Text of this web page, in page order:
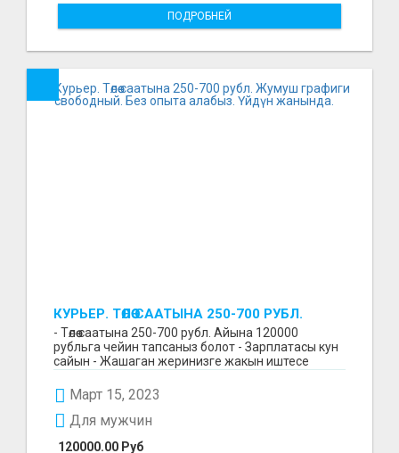
ПОДРОБНЕЙ
КУРЬЕР. ТӨЛӨӨ СААТЫНА 250-700 РУБЛ.
ЖУМУШ ГРАФИГИ СВОБОДНЫЙ. БЕЗ
ОПЫТА АЛАБЫЗ. ҮЙДҮН ЖАНЫНДА.
- Төлөө саатына 250-700 рубл. Айына 120000
рубльга чейин тапсаныз болот - Зарплатасы кун
сайын - Жашаган жеринизге жакын иштесе
Март 15, 2023
120000.00 Руб
Для мужчин